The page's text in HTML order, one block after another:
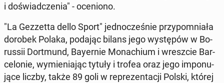
i do­świad­cze­nia" - oce­nio­no.
"La Gez­zet­ta dello Sport" jed­no­cze­śnie przy­po­mnia­ła
dorobek Polaka, podając bilans jego wy­stę­pów w Bo­
rus­sii Do­rt­mund, Bay­er­nie Mo­na­chium i wresz­cie Bar­
ce­lo­nie, wy­mie­nia­jąc tytuły i trofea oraz jego im­po­nu­
ją­ce liczby, także 89 goli w re­pre­zen­ta­cji Polski, której